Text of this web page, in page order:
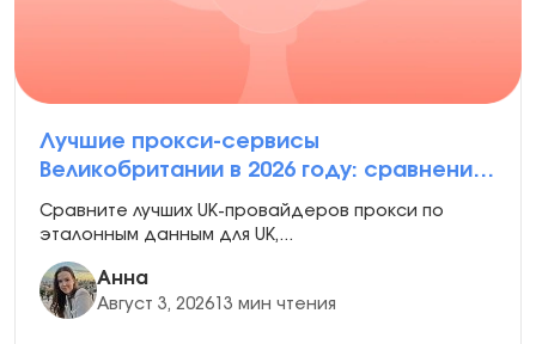
Лучшие прокси-сервисы
Великобритании в 2026 году: сравнение
качества, скорости и сценариев
использования британских IP
Сравните лучших UK-провайдеров прокси по
эталонным данным для UK,...
Анна
Август 3, 2026 13 мин чтения